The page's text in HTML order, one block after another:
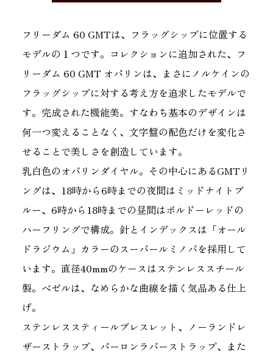
フリーダム 60 GMTは、フラッグシップに位置する
モデルの１つです。コレクションに追加された、フ
リーダム 60 GMT オパリンは、まさにノルケインの
フラッグシップに対する考え方を追求したモデルで
す。完成された機能美。すなわち基本のデザインは
何一つ変えることなく、文字盤の配色だけを変化さ
せることで美しさを創造しています。
乳白色のオパリンダイヤル。その中心にあるGMTリ
ングは、18時から6時までの夜間はミッドナイトブ
ルー、6時から18時までの昼間はボルドーレッドの
ハーフリングで構成。針とインデックスは「オール
ドラジウム」カラーのスーパールミノバを採用して
います。直径40mmのケースはステンレススチール
製。ベゼルは、なめらかな曲線を描く気品ある仕上
げ。
ステンレススティールブレスレット、ノーランドレ
ザーストラップ、パーロンラバーストラップ、また